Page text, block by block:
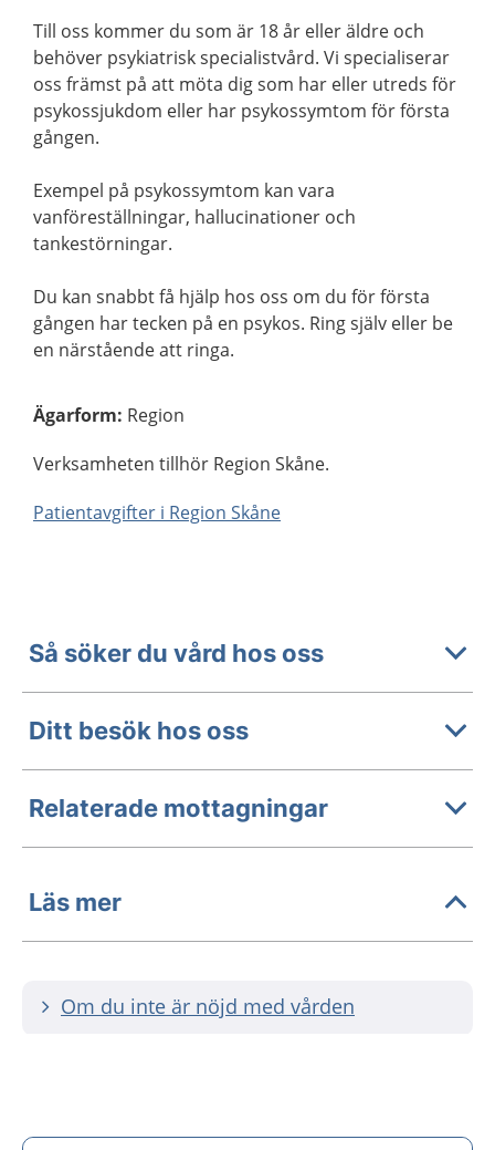
Till oss kommer du som är 18 år eller äldre och
behöver psykiatrisk specialistvård. Vi specialiserar
oss främst på att möta dig som har eller utreds för
psykossjukdom eller har psykossymtom för första
gången.
Exempel på psykossymtom kan vara
vanföreställningar, hallucinationer och
tankestörningar.
Du kan snabbt få hjälp hos oss om du för första
gången har tecken på en psykos. Ring själv eller be
en närstående att ringa.
Ägarform: Region
Verksamheten tillhör Region Skåne.
Patientavgifter i Region Skåne
Så söker du vård hos oss
Ditt besök hos oss
Relaterade mottagningar
Läs mer
Om du inte är nöjd med vården